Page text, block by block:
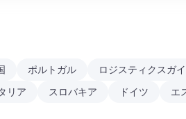
ポルトガル ロジスティクスガ
リア スロバキア ドイツ エ